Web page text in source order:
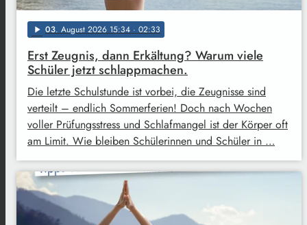
play_arrow 03. August 2026 15:34 · 02:33
Erst Zeugnis, dann Erkältung? Warum viele
Schüler jetzt schlappmachen.
Die letzte Schulstunde ist vorbei, die Zeugnisse sind
verteilt – endlich Sommerferien! Doch nach Wochen
voller Prüfungsstress und Schlafmangel ist der Körper oft
am Limit. Wie bleiben Schülerinnen und Schüler in …